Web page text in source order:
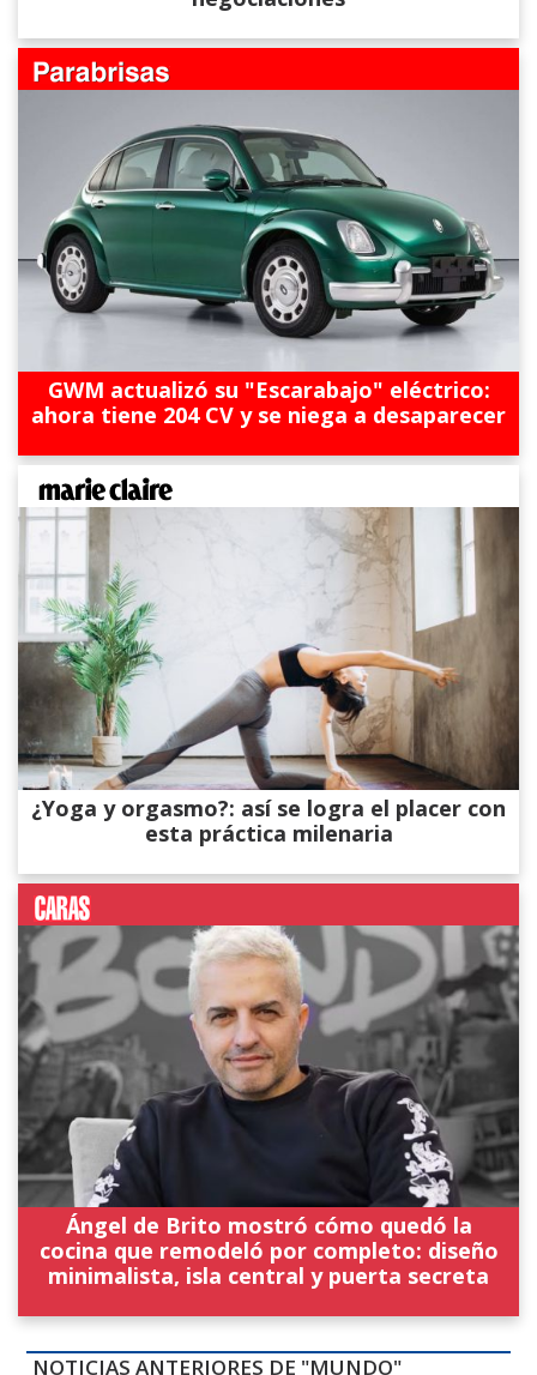
GWM actualizó su "Escarabajo" eléctrico:
ahora tiene 204 CV y se niega a desaparecer
¿Yoga y orgasmo?: así se logra el placer con
esta práctica milenaria
Ángel de Brito mostró cómo quedó la
cocina que remodeló por completo: diseño
minimalista, isla central y puerta secreta
NOTICIAS ANTERIORES DE "MUNDO"